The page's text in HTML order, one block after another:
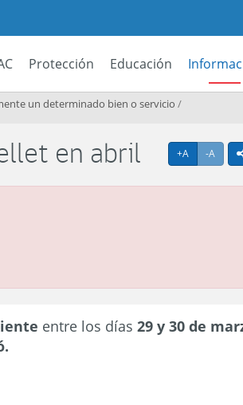
Protección Educación
un determinado bien o servicio /
+A Agrandar
-A
en abril
entre los días29 y 30 de